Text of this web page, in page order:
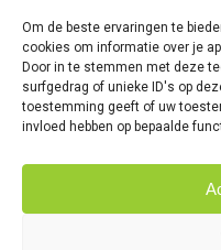
Om de beste ervaringen te
cookies om informatie over je
Door in te stemmen met deze
surfgedrag of unieke ID's op
toestemming geeft of uw
invloed hebben op bepaalde
Zadels